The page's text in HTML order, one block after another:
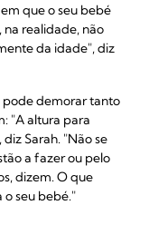
que o seu bebé
na realidade, não
da idade", diz
pode demorar tanto
"A altura para
Sarah. "Não se
a fazer ou pelo
dizem. O que
o seu bebé."